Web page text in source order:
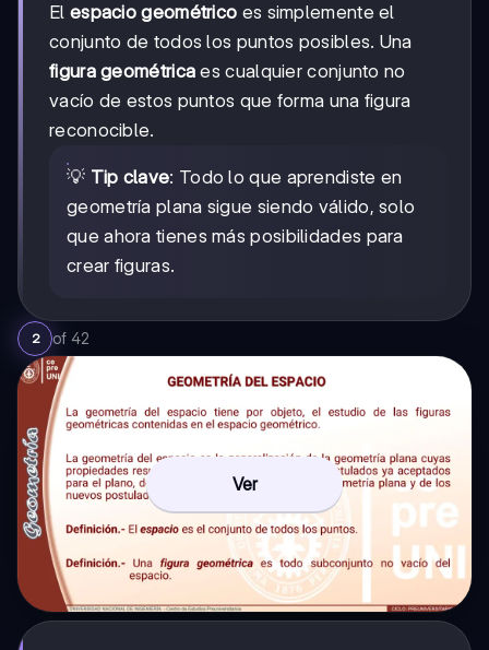
El espacio geométrico es simplemente el
conjunto de todos los puntos posibles. Una
figura geométrica es cualquier conjunto no
vacío de estos puntos que forma una figura
reconocible.
💡 Tip clave: Todo lo que aprendiste en
geometría plana sigue siendo válido, solo
que ahora tienes más posibilidades para
crear figuras.
2 of 42
Ver